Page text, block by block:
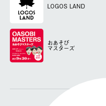
LOGOS LAND
おあそび
マスターズ